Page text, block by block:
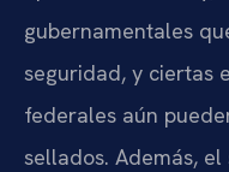
gubernamentales
seguridad, y ciertas
federales aún
sellados. Además,